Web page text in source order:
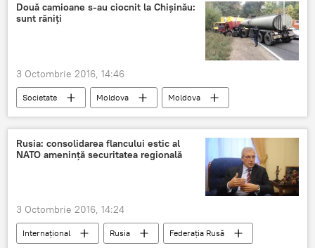
Două camioane s-au ciocnit la Chişinău:
sunt răniți
3 Octombrie 2016, 14:46
Societate Moldova
Moldova
Camioane
Accident
Rusia: consolidarea flancului estic al
NATO amenință securitatea regională
3 Octombrie 2016, 14:24
Internaţional Rusia
Federația Rusă